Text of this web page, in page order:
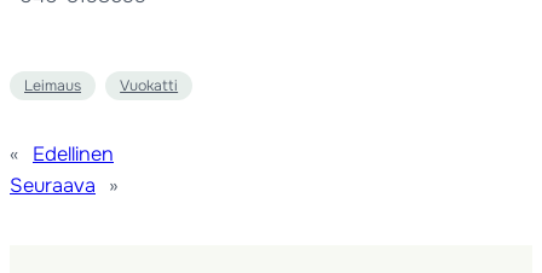
Leimaus Vuokatti
«
Edellinen
Seuraava
»